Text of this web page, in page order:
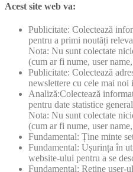
Acest site web va:
Publicitate: Colectează
pentru a primi noutăți
Nota: Nu sunt colectate
(cum ar fi nume, user
Publicitate: Colectează
newslettere cu cele mai noi
Analiză:Colectează
pentru date statistice
Nota: Nu sunt colectate
(cum ar fi nume, user
Fundamental: Ține minte
Fundamental: Ușurința în
website-ului pentru a se
Fundamental: Reține user-